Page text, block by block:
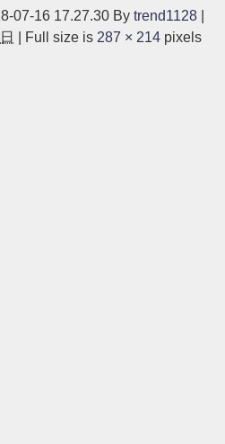
07-16 17.27.30 By trend1128
Full size is 287 × 214 pixels